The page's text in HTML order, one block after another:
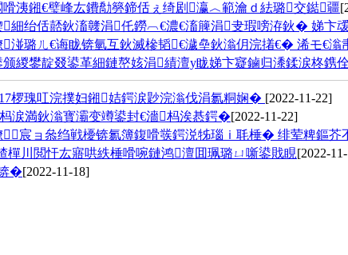
洟鎺€璧峰厷鐨勪簩鍗佸ぇ绮剧瀛︿範瀹ｄ紶璐交鐑疆
細绐佸嚭鈥滀竷涓仛鐒︹€濃€滀簲涓叏瑕嗙洊鈥� 娣卞
璐ㄦ€诲眬锛氫互鈥滅槮韬€濊皨鈥滃仴浣撯€� 浠モ€滃
緵鐢靛叕鍙革細鏈嶅姟涓績澶у眬娣卞寲鏀归潻鍒涙柊鎸
椤瑰叿浣撲妇鎺姞鍔涙尟浣滃伐涓氱粡娴� [2022-11-22]
涙満鈥滃寳灞变竴鍙封€濇杩涘惎鍔�[2022-11-22]
宸ョ叅绉戦櫌锛氱簿鍑嗗彂鍔涚牬瑙ｉ毦棰� 绯荤粺鏂芥
川閲忓厷寤哄紩棰嗗啘鏈鸿澶囬珮璐ㄩ噺鍙戝睍[2022-
�[2022-11-18]